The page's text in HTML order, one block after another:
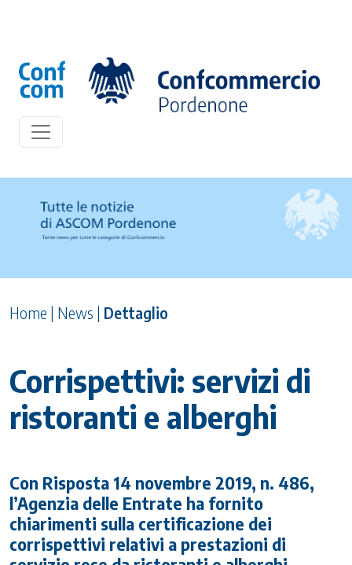
Home | News | Dettaglio
Corrispettivi: servizi di
ristoranti e alberghi
Con Risposta 14 novembre 2019, n. 486,
l’Agenzia delle Entrate ha fornito
chiarimenti sulla certificazione dei
corrispettivi relativi a prestazioni di